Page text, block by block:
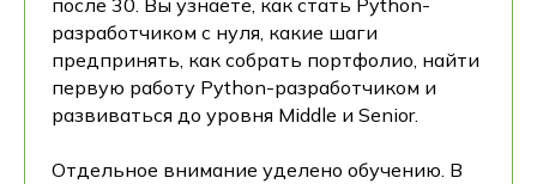
после 30. Вы узнаете, как стать Python-
разработчиком с нуля, какие шаги
предпринять, как собрать портфолио, найти
первую работу Python-разработчиком и
развиваться до уровня Middle и Senior.
Отдельное внимание уделено обучению. В